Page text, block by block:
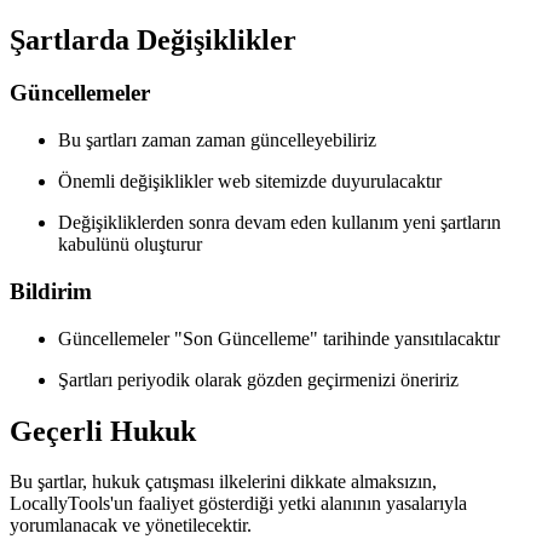
Şartlarda Değişiklikler
Güncellemeler
Bu şartları zaman zaman güncelleyebiliriz
Önemli değişiklikler web sitemizde duyurulacaktır
Değişikliklerden sonra devam eden kullanım yeni şartların
kabulünü oluşturur
Bildirim
Güncellemeler "Son Güncelleme" tarihinde yansıtılacaktır
Şartları periyodik olarak gözden geçirmenizi öneririz
Geçerli Hukuk
Bu şartlar, hukuk çatışması ilkelerini dikkate almaksızın,
LocallyTools'un faaliyet gösterdiği yetki alanının yasalarıyla
yorumlanacak ve yönetilecektir.